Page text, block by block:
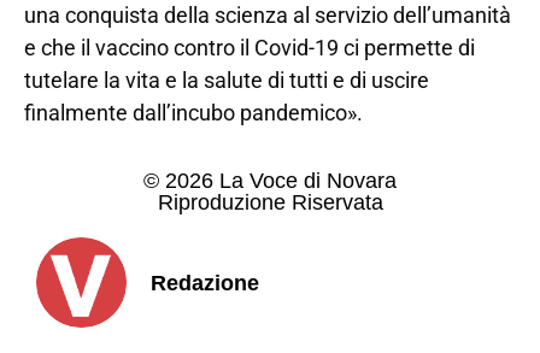
una conquista della scienza al servizio dell’umanità
e che il vaccino contro il Covid-19 ci permette di
tutelare la vita e la salute di tutti e di uscire
finalmente dall’incubo pandemico».
© 2026 La Voce di Novara
Riproduzione Riservata
Redazione